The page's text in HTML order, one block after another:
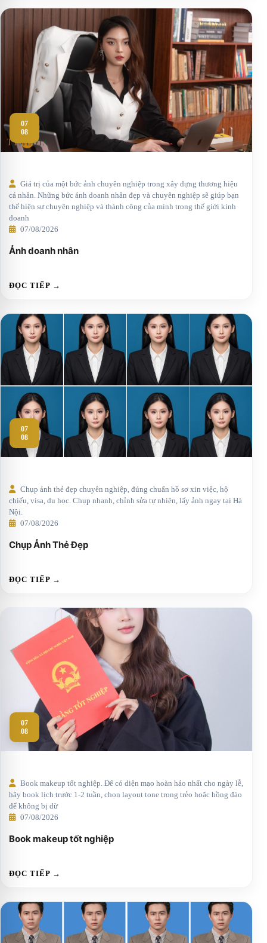
07
08
Giá trị của một bức ảnh chuyên nghiệp trong xây dựng thương hiệu
cá nhân. Những bức ảnh doanh nhân đẹp và chuyên nghiệp sẽ giúp bạn
thể hiện sự chuyên nghiệp và thành công của mình trong thế giới kinh
doanh
07/08/2026
Ảnh doanh nhân
ĐỌC TIẾP →
07
08
Chụp ảnh thẻ đẹp chuyên nghiệp, đúng chuẩn hồ sơ xin việc, hộ
chiếu, visa, du học. Chụp nhanh, chỉnh sửa tự nhiên, lấy ảnh ngay tại Hà
Nội.
07/08/2026
Chụp Ảnh Thẻ Đẹp
ĐỌC TIẾP →
07
08
Book makeup tốt nghiệp. Để có diện mạo hoàn hảo nhất cho ngày lễ,
hãy book lịch trước 1-2 tuần, chọn layout tone trong trẻo hoặc hồng đào
để không bị dừ
07/08/2026
Book makeup tốt nghiệp
ĐỌC TIẾP →